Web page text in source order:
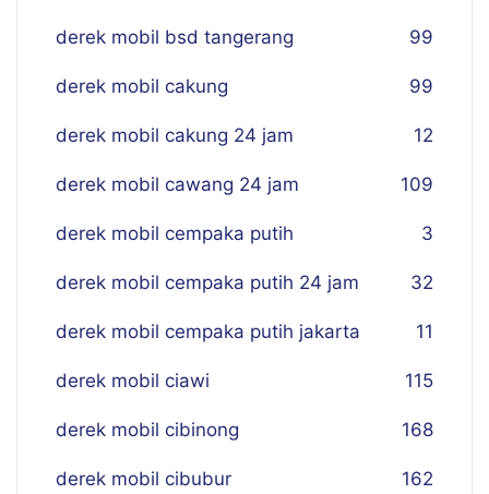
derek mobil bsd tangerang 99
derek mobil cakung 99
derek mobil cakung 24 jam 12
derek mobil cawang 24 jam 109
derek mobil cempaka putih 3
derek mobil cempaka putih 24 jam 32
derek mobil cempaka putih jakarta 11
derek mobil ciawi 115
derek mobil cibinong 168
derek mobil cibubur 162